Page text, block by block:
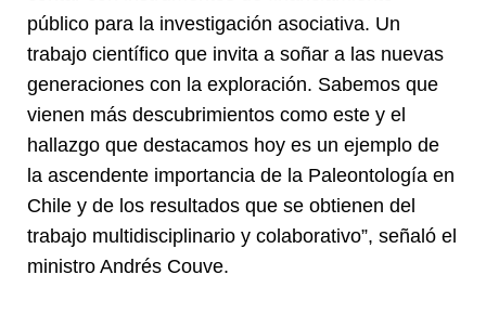
público para la investigación asociativa. Un
trabajo científico que invita a soñar a las nuevas
generaciones con la exploración. Sabemos que
vienen más descubrimientos como este y el
hallazgo que destacamos hoy es un ejemplo de
la ascendente importancia de la Paleontología en
Chile y de los resultados que se obtienen del
trabajo multidisciplinario y colaborativo”, señaló el
ministro Andrés Couve.